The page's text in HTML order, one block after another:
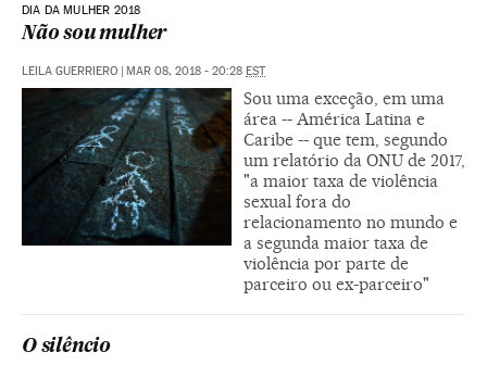
DIA DA MULHER 2018
Não sou mulher
LEILA GUERRIERO MAR 08, 2018 - 20:28 EST
Sou uma exceção, em uma
área -- América Latina e
Caribe -- que tem, segundo
um relatório da ONU de 2017,
"a maior taxa de violência
sexual fora do
relacionamento no mundo e
a segunda maior taxa de
violência por parte de
parceiro ou ex-parceiro"
O silêncio